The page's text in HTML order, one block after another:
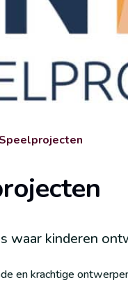
waar kinderen
en krachtige